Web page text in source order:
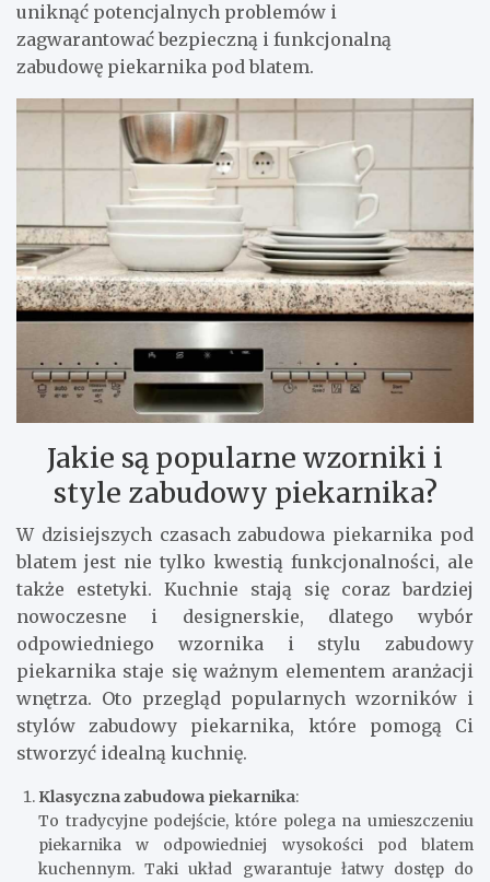
uniknąć potencjalnych problemów i
zagwarantować bezpieczną i funkcjonalną
zabudowę piekarnika pod blatem.
Jakie są popularne wzorniki i
style zabudowy piekarnika?
W dzisiejszych czasach zabudowa piekarnika pod
blatem jest nie tylko kwestią funkcjonalności, ale
także estetyki. Kuchnie stają się coraz bardziej
nowoczesne i designerskie, dlatego wybór
odpowiedniego wzornika i stylu zabudowy
piekarnika staje się ważnym elementem aranżacji
wnętrza. Oto przegląd popularnych wzorników i
stylów zabudowy piekarnika, które pomogą Ci
stworzyć idealną kuchnię.
Klasyczna zabudowa piekarnika:
To tradycyjne podejście, które polega na umieszczeniu
piekarnika w odpowiedniej wysokości pod blatem
kuchennym. Taki układ gwarantuje łatwy dostęp do